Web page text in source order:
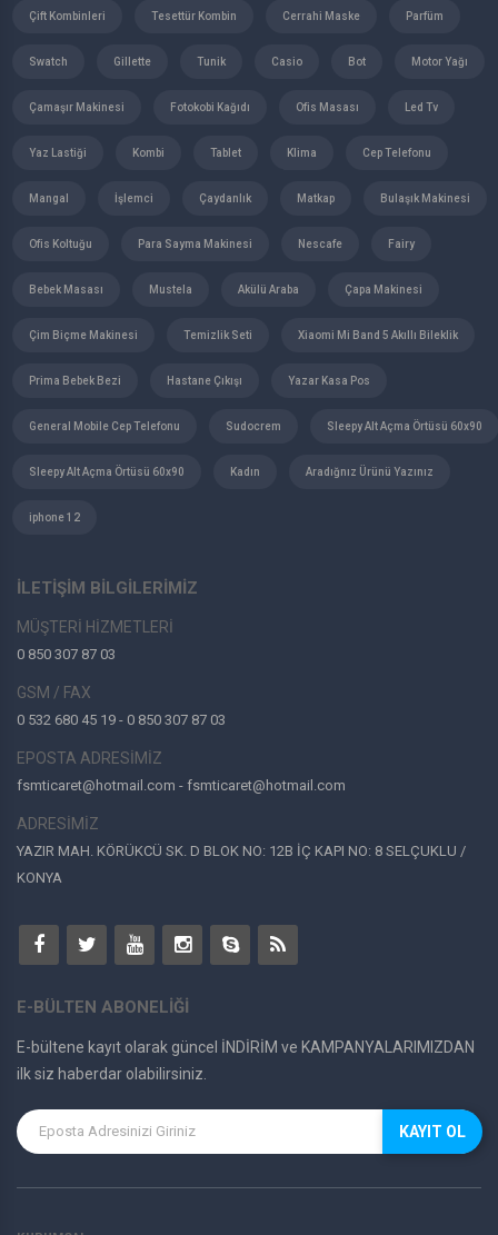
Çift Kombinleri Tesettür Kombin Cerrahi Maske Parfüm
Swatch Gillette Tunik Casio Bot Motor Yağı
Çamaşır Makinesi Fotokobi Kağıdı Ofis Masası Led Tv
Yaz Lastiği Kombi Tablet Klima Cep Telefonu
Mangal İşlemci Çaydanlık Matkap Bulaşık Makinesi
Ofis Koltuğu Para Sayma Makinesi Nescafe Fairy
Bebek Masası Mustela Akülü Araba Çapa Makinesi
Çim Biçme Makinesi Temizlik Seti Xiaomi Mi Band 5 Akıllı Bileklik
Prima Bebek Bezi Hastane Çıkışı Yazar Kasa Pos
General Mobile Cep Telefonu Sudocrem Sleepy Alt Açma Örtüsü 60x90
Sleepy Alt Açma Örtüsü 60x90 Kadın Aradığnız Ürünü Yazınız
iphone 12
İLETİŞİM BİLGİLERİMİZ
MÜŞTERİ HİZMETLERİ
0 850 307 87 03
GSM / FAX
0 532 680 45 19 - 0 850 307 87 03
EPOSTA ADRESİMİZ
fsmticaret@hotmail.com - fsmticaret@hotmail.com
ADRESİMİZ
YAZIR MAH. KÖRÜKCÜ SK. D BLOK NO: 12B İÇ KAPI NO: 8 SELÇUKLU /
KONYA
E-BÜLTEN ABONELİĞİ
E-bültene kayıt olarak güncel İNDİRİM ve KAMPANYALARIMIZDAN
ilk siz haberdar olabilirsiniz.
KAYIT OL